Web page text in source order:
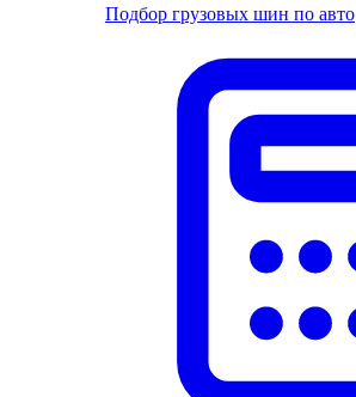
Подбор грузовых шин по авто